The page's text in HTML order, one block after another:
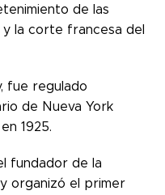
de las
y la corte francesa del
fue regulado
de Nueva York
1925.
fundador de la
organizó el primer